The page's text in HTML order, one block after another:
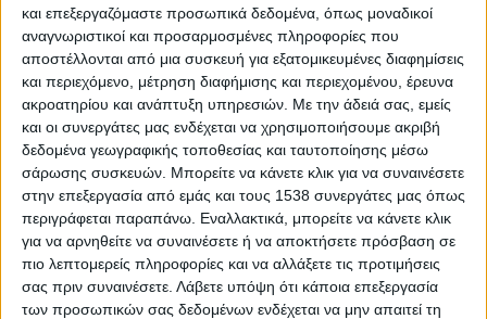
και επεξεργαζόμαστε προσωπικά δεδομένα, όπως μοναδικοί
αναγνωριστικοί και προσαρμοσμένες πληροφορίες που
αποστέλλονται από μια συσκευή για εξατομικευμένες διαφημίσεις
και περιεχόμενο, μέτρηση διαφήμισης και περιεχομένου, έρευνα
ακροατηρίου και ανάπτυξη υπηρεσιών. Με την άδειά σας, εμείς
και οι συνεργάτες μας ενδέχεται να χρησιμοποιήσουμε ακριβή
δεδομένα γεωγραφικής τοποθεσίας και ταυτοποίησης μέσω
σάρωσης συσκευών. Μπορείτε να κάνετε κλικ για να συναινέσετε
στην επεξεργασία από εμάς και τους 1538 συνεργάτες μας όπως
περιγράφεται παραπάνω. Εναλλακτικά, μπορείτε να κάνετε κλικ
για να αρνηθείτε να συναινέσετε ή να αποκτήσετε πρόσβαση σε
πιο λεπτομερείς πληροφορίες και να αλλάξετε τις προτιμήσεις
σας πριν συναινέσετε. Λάβετε υπόψη ότι κάποια επεξεργασία
των προσωπικών σας δεδομένων ενδέχεται να μην απαιτεί τη
Δημαρχείο στην Πλατεία Μάρκου Μπότσαρη, από
τον εξώστη του οποίο ο Γεώργιος απευθύνθηκε
προς το πλήθος των Μεσολογγιτών που είχαν
κατακλύσει τον χώρο μπροστά από αυτό. Στη
συνέχεια ο Βασιλιάς δέχτηκε σε ακρόαση το
Δήμαρχο της πόλης και το Δημοτικό Συμβούλιο
καθώς και όλους τους Δημάρχους του Νομού και
προς το μεσημέρι παραχώρησε γεύμα προς τιμή
του Δεληγεώργη με τον οποίο είχε ιδιαίτερη
συνομιλία.